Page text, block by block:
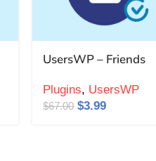
UsersWP – Friends
Plugins, UsersWP
$67.00 $3.99